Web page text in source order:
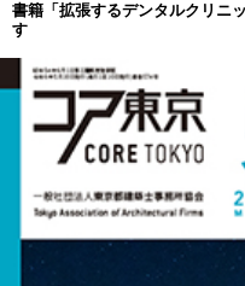
書籍「拡張するデンタルクリニ
す